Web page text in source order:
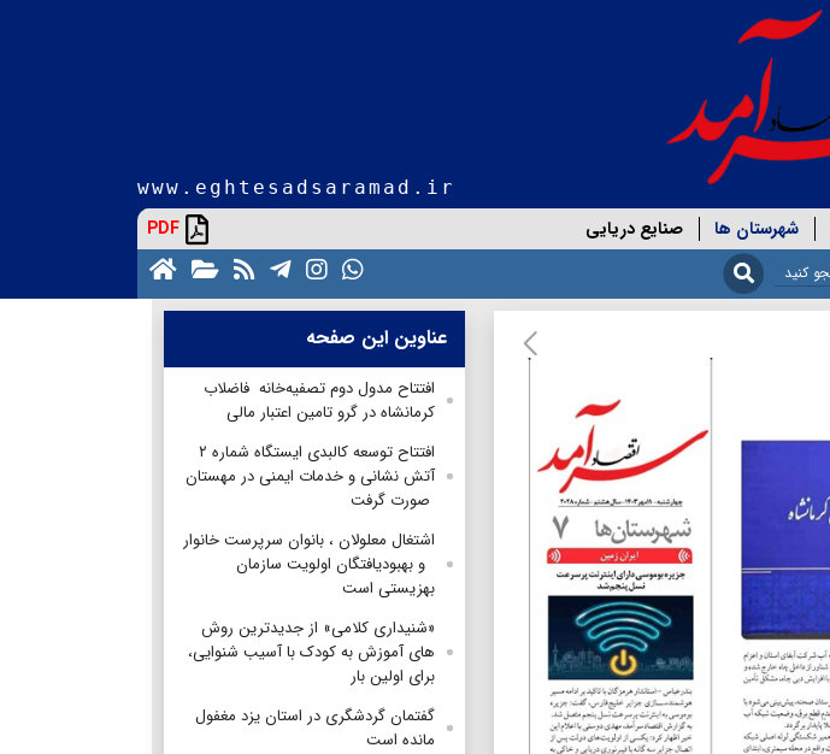
www.eghtesadsaramad.ir
شهرستان ها صنایع دریایی PDF
عناوین این صفحه
افتتاح مدول دوم تصفیه‌خانه فاضلاب
کرمانشاه در گرو تامین اعتبار مالی
افتتاح توسعه کالبدی ایستگاه شماره ۲
آتش نشانی و خدمات ایمنی در مهستان
صورت گرفت
اشتغال معلولان ، بانوان سرپرست خانوار
و بهبودیافتگان اولویت سازمان
بهزیستی است
«شنیداری کلامی» از جدیدترین روش
های آموزش به کودک با آسیب شنوایی،
برای اولین بار
گفتمان گردشگری در استان یزد مغفول
مانده است